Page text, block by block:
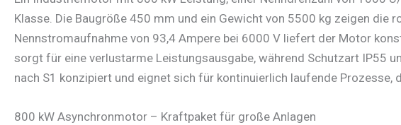
Klasse. Die Baugröße 450 mm und ein Gewicht von 5500 kg zeigen
Nennstromaufnahme von 93,4 Ampere bei 6000 V liefert der Motor
sorgt für eine verlustarme Leistungsausgabe, während Schutzart IP55
nach S1 konzipiert und eignet sich für kontinuierlich laufende Prozesse,
800 kW Asynchronmotor – Kraftpaket für große Anlagen